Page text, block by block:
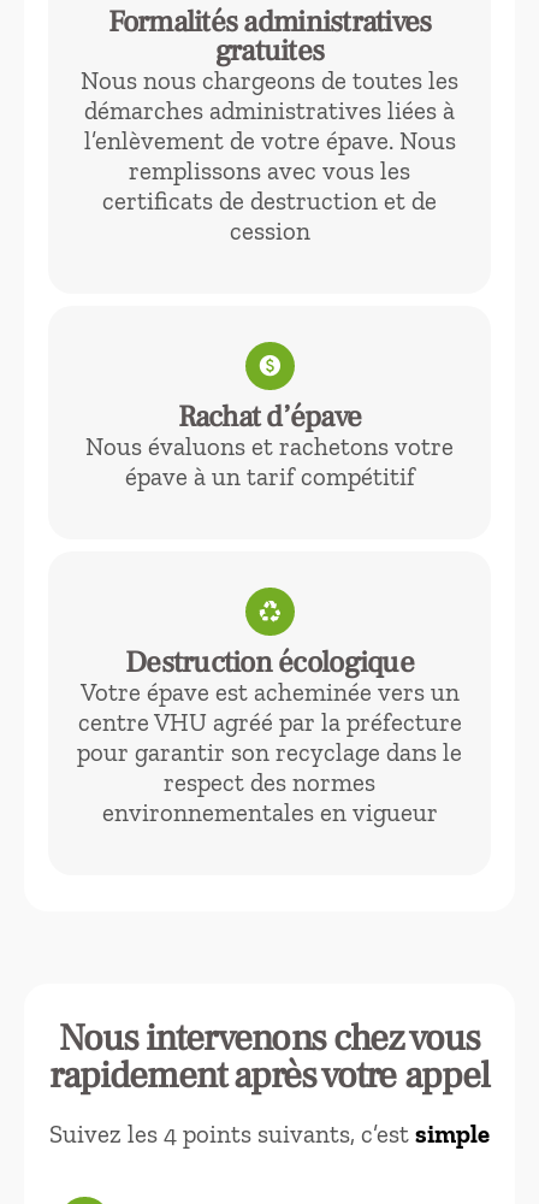
Formalités administratives
gratuites
Nous nous chargeons de toutes les
démarches administratives liées à
l’enlèvement de votre épave. Nous
remplissons avec vous les
certificats de destruction et de
cession
paid
Rachat d’épave
Nous évaluons et rachetons votre
épave à un tarif compétitif
recycling
Destruction écologique
Votre épave est acheminée vers un
centre VHU agréé par la préfecture
pour garantir son recyclage dans le
respect des normes
environnementales en vigueur
Nous intervenons chez vous
rapidement après votre appel
Suivez les 4 points suivants, c’est simple